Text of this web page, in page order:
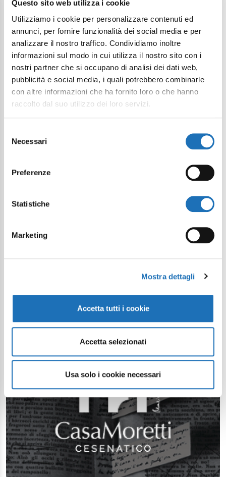
Questo sito web utilizza i cookie
Utilizziamo i cookie per personalizzare contenuti ed
annunci, per fornire funzionalità dei social media e per
analizzare il nostro traffico. Condividiamo inoltre
informazioni sul modo in cui utilizza il nostro sito con i
nostri partner che si occupano di analisi dei dati web,
pubblicità e social media, i quali potrebbero combinarle
con altre informazioni che ha fornito loro o che hanno
raccolto dal suo utilizzo dei loro servizi.
delNecessari
Preferenze
Statistiche
Marketing
Mostra dettagli
Accetta tutti i cookie
Accetta selezionati
Usa solo i cookie necessari